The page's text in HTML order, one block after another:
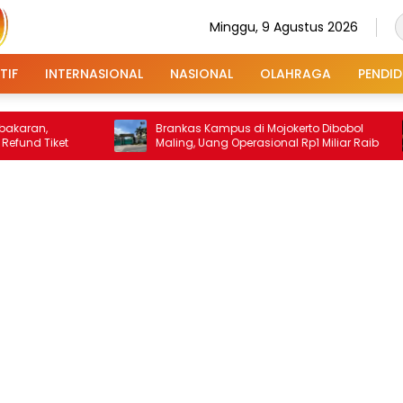
Minggu, 9 Agustus 2026
INTERNASIONAL NASIONAL OLAHRAGA
Brankas Kampus di Mojokerto Dibobol
Maling, Uang Operasional Rp1 Miliar Raib